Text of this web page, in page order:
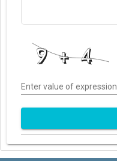
Enter value of expression